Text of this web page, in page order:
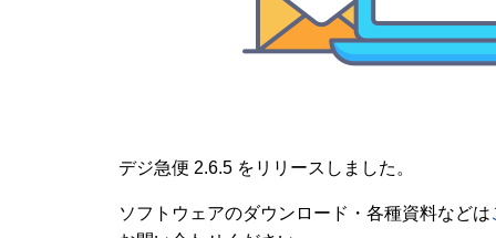
デジ急便 2.6.5 をリリースしました。
ソフトウェアのダウンロード・各種資料などは